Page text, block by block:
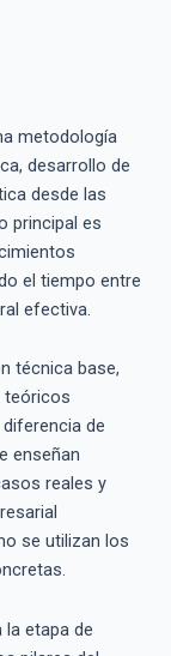
metodología
desarrollo de
desde las
principal es
el tiempo entre
efectiva.
técnica base,
teóricos
de
enseñan
reales y
se utilizan los
etapa de